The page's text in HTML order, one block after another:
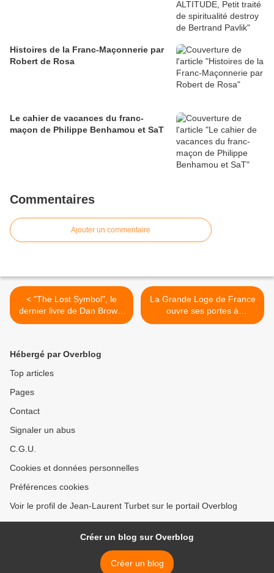
Histoires de la Franc-Maçonnerie par
Robert de Rosa
Le cahier de vacances du franc-
maçon de Philippe Benhamou et SaT
Commentaires
Ajouter un commentaire
< "The Lost Symbol", le
dernier livre de Dan Brown,
sort aujourd'hui aux Etats-
La Grande Loge de France
ouvre ses portes à
l'occasion des Journées du
Hébergé par Overblog
Top articles
Pages
Contact
Signaler un abus
C.G.U.
Cookies et données personnelles
Préférences cookies
Voir le profil de Jean-Laurent Turbet sur le portail Overblog
Créer un blog sur Overblog
Créer un blog